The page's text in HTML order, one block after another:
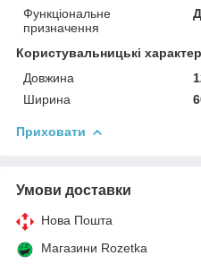
Функціональне
призначення
Користувальницькі
Довжина
Ширина
Приховати
Умови доставки
Нова Пошта
Магазини Rozetka